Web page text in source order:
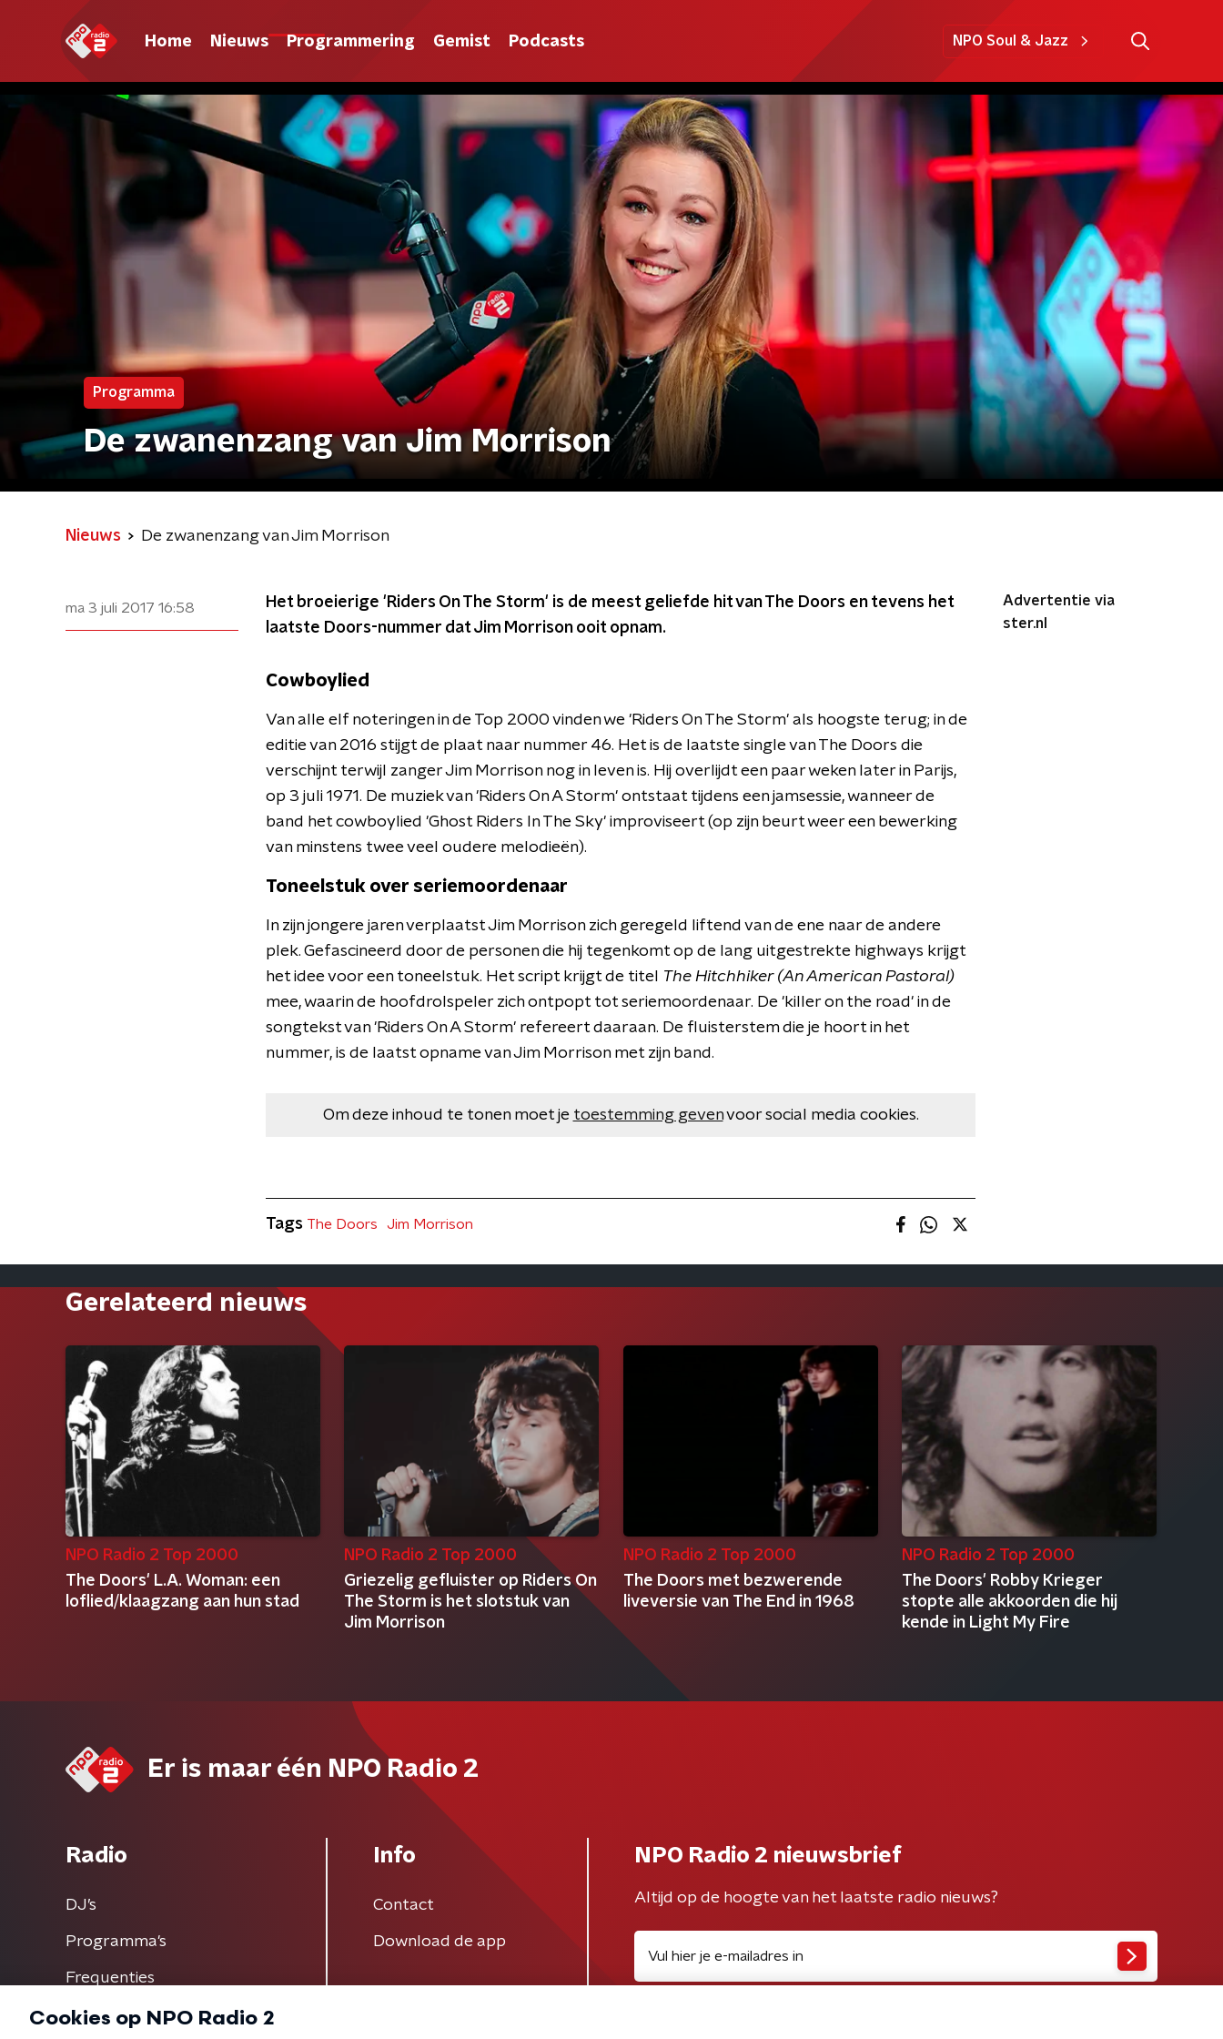
Home Nieuws Programmering Gemist Podcasts NPO Soul & Jazz
Programma
De zwanenzang van Jim Morrison
Nieuws De zwanenzang van Jim Morrison
ma 3 juli 2017 16:58
Het broeierige 'Riders On The Storm' is de meest geliefde hit van The Doors en tevens het
laatste Doors-nummer dat Jim Morrison ooit opnam.
Cowboylied
Van alle elf noteringen in de Top 2000 vinden we 'Riders On The Storm' als hoogste terug; in de
editie van 2016 stijgt de plaat naar nummer 46. Het is de laatste single van The Doors die
verschijnt terwijl zanger Jim Morrison nog in leven is. Hij overlijdt een paar weken later in Parijs,
op 3 juli 1971. De muziek van 'Riders On A Storm' ontstaat tijdens een jamsessie, wanneer de
band het cowboylied 'Ghost Riders In The Sky' improviseert (op zijn beurt weer een bewerking
van minstens twee veel oudere melodieën).
Toneelstuk over seriemoordenaar
In zijn jongere jaren verplaatst Jim Morrison zich geregeld liftend van de ene naar de andere
plek. Gefascineerd door de personen die hij tegenkomt op de lang uitgestrekte highways krijgt
het idee voor een toneelstuk. Het script krijgt de titel
The Hitchhiker (An American Pastoral)
mee, waarin de hoofdrolspeler zich ontpopt tot seriemoordenaar. De 'killer on the road' in de
songtekst van 'Riders On A Storm' refereert daaraan. De fluisterstem die je hoort in het
nummer, is de laatst opname van Jim Morrison met zijn band.
Om deze inhoud te tonen moet je toestemming gevenvoor social media cookies.
Advertentie via
ster.nl
Tags The Doors Jim Morrison
Gerelateerd nieuws
NPO Radio 2 Top 2000
The Doors' L.A. Woman: een
loflied/klaagzang aan hun stad
NPO Radio 2 Top 2000
Griezelig gefluister op Riders On
The Storm is het slotstuk van
Jim Morrison
NPO Radio 2 Top 2000
The Doors met bezwerende
liveversie van The End in 1968
NPO Radio 2 Top 2000
The Doors' Robby Krieger
stopte alle akkoorden die hij
kende in Light My Fire
Er is maar één NPO Radio 2
Radio
DJ’s
Programma's
Frequenties
Info
Contact
Download de app
NPO Radio 2 nieuwsbrief
Altijd op de hoogte van het laatste radio nieuws?